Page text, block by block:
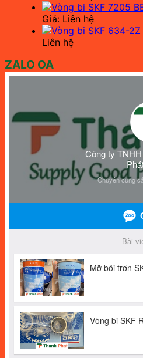
Giá: Liên hệ
Liên hệ
ZALO OA